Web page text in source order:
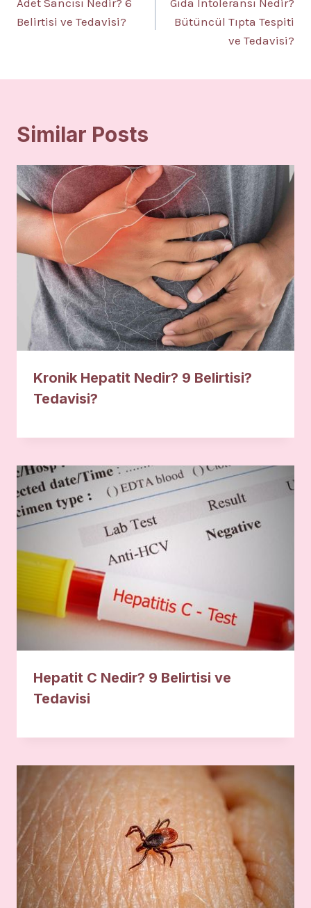
gezinmesi
Belirtisi ve Tedavisi?
Bütüncül Tıpta Tespiti
ve Tedavisi?
Similar Posts
Kronik Hepatit Nedir? 9 Belirtisi?
Tedavisi?
Hepatit C Nedir? 9 Belirtisi ve
Tedavisi